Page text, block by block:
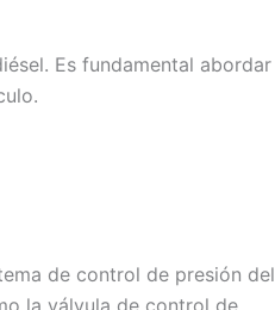
Es fundamental abordar
de control de presión del
la válvula de control de